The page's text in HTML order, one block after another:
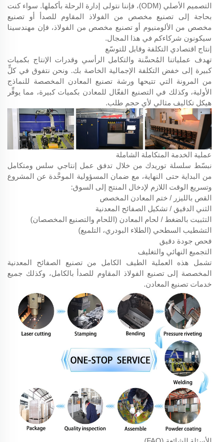
التصميم الأصلي (ODM)، فإننا نتولى إدارة الرحلة بأكملها. سواء كنت
بحاجة إلى تصنيع مخصص من الفولاذ المقاوم للصدأ أو تصنيع
مخصص من الألومنيوم أو تصنيع مخصص من الفولاذ، فإن مهندسينا
سيكونون شركاءكم في هذا المجال.
إنتاج اقتصادي التكلفة وقابل للتوسّع
تهدف عملياتنا المُحسَّنة والتكامل الرأسي وقدرات الإنتاج بكميات
كبيرة إلى خفض التكلفة الإجمالية الخاصة بك. ونحن نتفوق في كلٍّ
من المرونة التي تتيحها ورشة تصنيع المعادن المخصصة للنماذج
الأولية، وكذلك في التصنيع الفعّال للمعادن بكميات كبيرة، مما يوفِّر
هيكل تكاليف مثالي لأي حجم طلب.
عملية الخدمة المتكاملة الشاملة
نبسّط سلسلة توريدك من خلال تدفق عمل إنتاجي سلس ومتكامل
من البداية حتى النهاية، مع ضمان المسؤولية الموحَّدة عن المشروع
وتسريع الوقت اللازم لإدخال المنتج إلى السوق:
القص بالليزر / ختم المعادن المخصص
الثني الدقيق / تشكيل الصفائح المعدنية
التثبيت بالضغط / لحام المعادن (اللحام والتصنيع المخصصان)
التشطيب السطحي (الطلاء البودري، التلميع)
فحص جودة دقيق
التجميع النهائي والتغليف
تشمل هذه العملية الطيف الكامل من تصنيع الصفائح المعدنية
المخصصة إلى تصنيع الفولاذ المقاوم للصدأ بالكامل، وكذلك جميع
خدمات تصنيع المعادن.